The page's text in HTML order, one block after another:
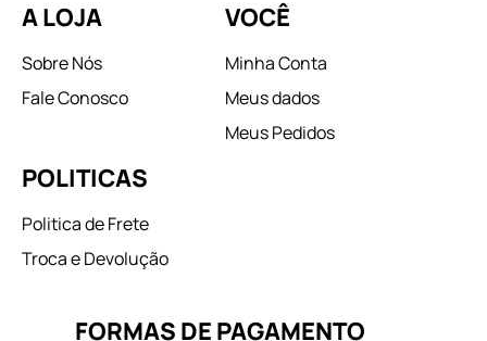
A LOJA
Sobre Nós
Fale Conosco
VOCÊ
Minha Conta
Meus dados
Meus Pedidos
POLITICAS
Politica de Frete
Troca e Devolução
FORMAS DE PAGAMENTO